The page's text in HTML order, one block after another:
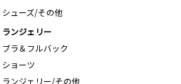
シューズ/その他
ランジェリー
ブラ＆フルバック
ショーツ
ランジェリー/その他